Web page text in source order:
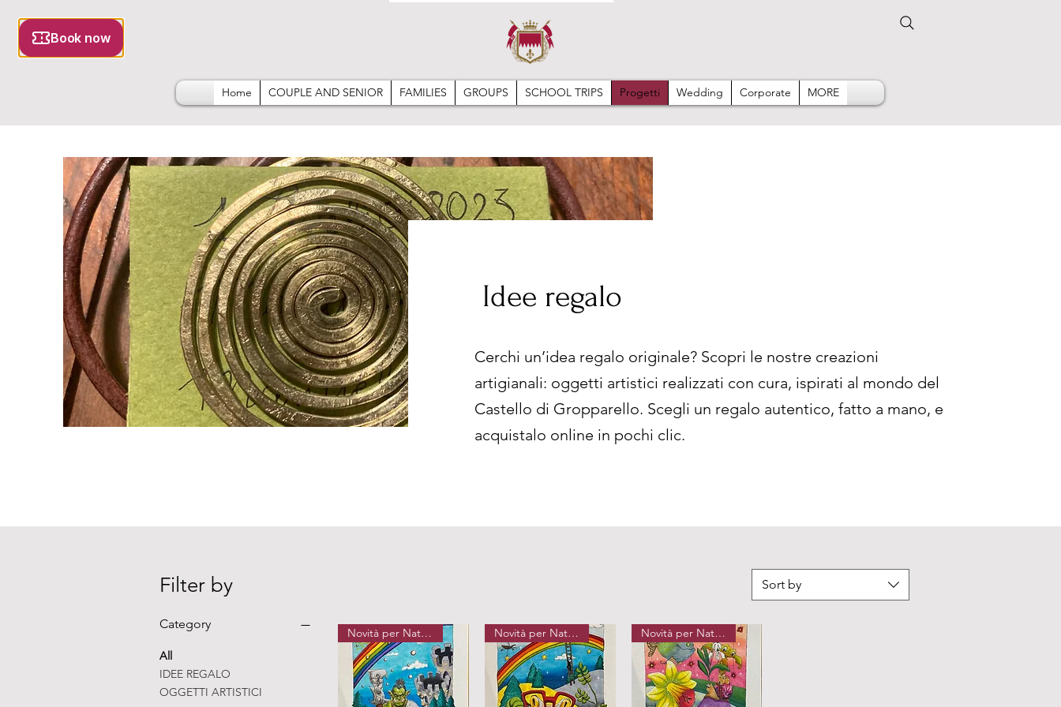
Home COUPLE AND SENIOR FAMILIES GROUPS SCHOOL TRIPS Progetti Wedding Corporate MORE
Idee regalo
Cerchi un’idea regalo originale? Scopri le nostre creazioni
artigianali: oggetti artistici realizzati con cura, ispirati al mondo del
Castello di Gropparello. Scegli un regalo autentico, fatto a mano, e
acquistalo online in pochi clic.
Filter by
Category
All
IDEE REGALO
OGGETTI ARTISTICI
Sort by
Novità per Natale Novità per Natale Novità per Natale